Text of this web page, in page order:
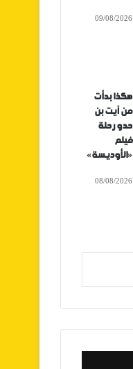
09/08/2026
هكذا بدأت
من آيت بن
حدو رحلة
فيلم
«الأوديسة»
08/08/2026